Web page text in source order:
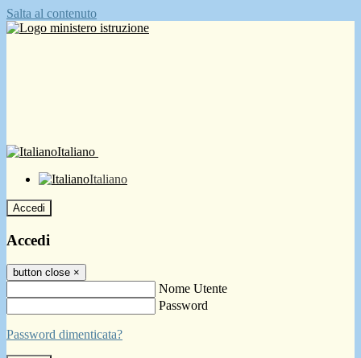
Salta al contenuto
Italiano
Italiano
Accedi
Accedi
button close ×
Nome Utente
Password
Password dimenticata?